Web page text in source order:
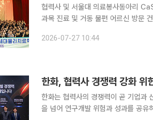
협력사 및 서울대 의료봉사동아리
과목 진료 및 거동 불편 어르신 방문 건강관리 실시 강원랜드는 의료 취약
2026-07-27 10:44
한화는 협력사의 경쟁력이 곧 기업과
을 넘어 연구개발 위험과 성과를 공유